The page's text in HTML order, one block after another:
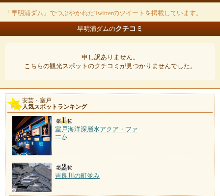
「早明浦ダム」でつぶやかれたTwitterのツイートを掲載しています。
早明浦ダムのクチコミ
申し訳ありません。
こちらの観光スポットのクチコミが見つかりませんでした。
安芸・室戸
人気スポットランキング
室戸海洋深層水アクア・ファ
ーム
吉良川の町並み